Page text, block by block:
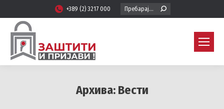
+389 (2) 3217 000 Search:
Архива: Вести